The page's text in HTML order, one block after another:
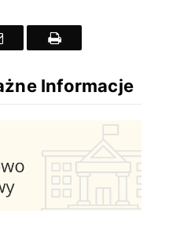
Email Drukuj
Informacje